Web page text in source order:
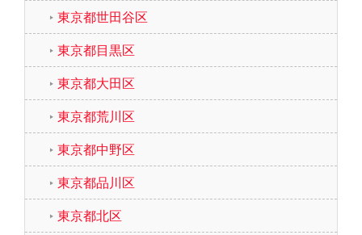
東京都世田谷区
東京都目黒区
東京都大田区
東京都荒川区
東京都中野区
東京都品川区
東京都北区